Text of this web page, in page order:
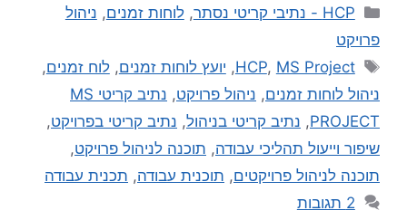
HCP - נתיבי קריטי נסתר ,לוחות זמנים, ניהול
פרויקט
HCP, MS Project
, יועץ לוחות זמנים,לוח זמנים,
ניהול לוחות זמנים, ניהול פרויקט,
נתיב קריטי MS
PROJECT
, נתיב קריטי בניהול, נתיב קריטי בפרויקט,
שיפור וייעול תהליכי עבודה, תוכנה לניהול פרויקט,
תוכנה לניהול פרויקטים, תוכנית עבודה, תכנית עבודה
2 תגובות